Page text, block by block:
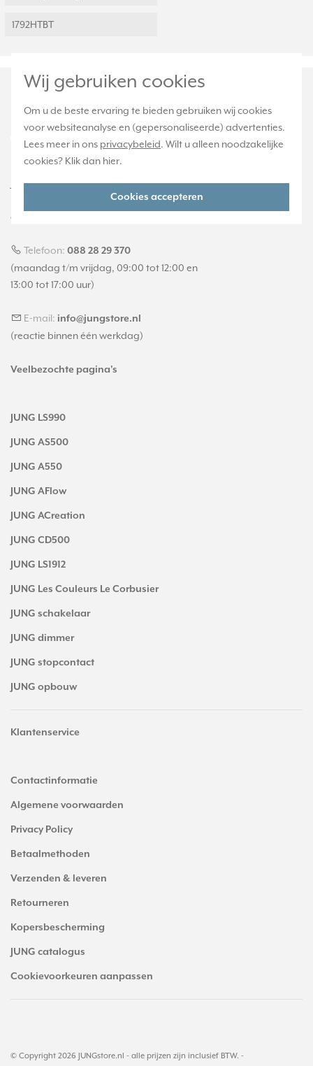
Wij gebruiken cookies
Om u de beste ervaring te bieden gebruiken wij cookies
voor websiteanalyse en (gepersonaliseerde) advertenties.
Lees meer in ons privacybeleid. Wilt u alleen noodzakelijke
cookies? Klik dan hier.
Cookies accepteren
1792HTBT
JUNGstore.nl is onderdeel van e-Stores
International B.V. en geen webwinkel of
onderdeel van Albrecht JUNG GMBH & CO. KG.
Telefoon: 088 28 29 370
(maandag t/m vrijdag, 09:00 tot 12:00 en
13:00 tot 17:00 uur)
E-mail: info@jungstore.nl
(reactie binnen één werkdag)
Veelbezochte pagina's
JUNG LS990
JUNG AS500
JUNG A550
JUNG AFlow
JUNG ACreation
JUNG CD500
JUNG LS1912
JUNG Les Couleurs Le Corbusier
JUNG schakelaar
JUNG dimmer
JUNG stopcontact
JUNG opbouw
Klantenservice
Contactinformatie
Algemene voorwaarden
Privacy Policy
Betaalmethoden
Verzenden & leveren
Retourneren
Kopersbescherming
JUNG catalogus
Cookievoorkeuren aanpassen
© Copyright 2026 JUNGstore.nl - alle prijzen zijn inclusief BTW. -